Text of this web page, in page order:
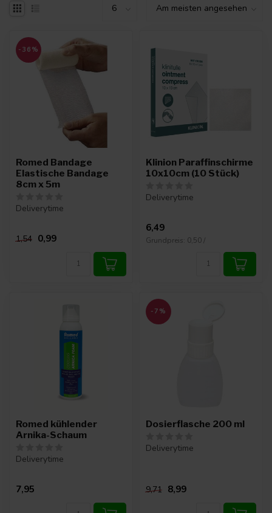
-36%
Romed Bandage
Elastische Bandage
8cm x 5m
Deliverytime
1,54 0,99
Klinion Paraffinschirme
10x10cm (10 Stück)
Deliverytime
6,49
Grundpreis: 0,50 /
Romed kühlender
Arnika-Schaum
Deliverytime
7,95
-7%
Dosierflasche 200 ml
Deliverytime
9,71 8,99